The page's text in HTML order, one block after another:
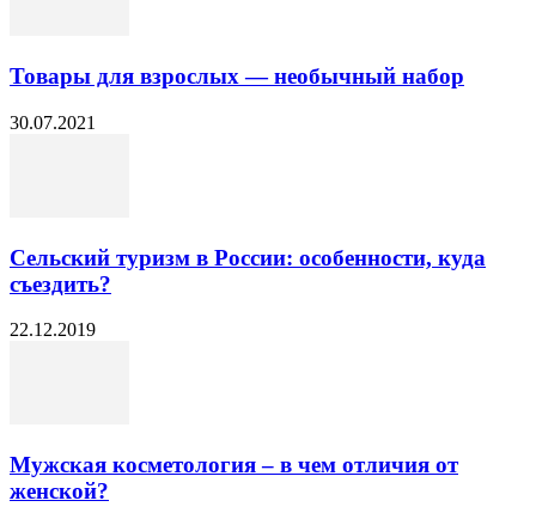
Товары для взрослых — необычный набор
30.07.2021
Сельский туризм в России: особенности, куда
съездить?
22.12.2019
Мужская косметология – в чем отличия от
женской?